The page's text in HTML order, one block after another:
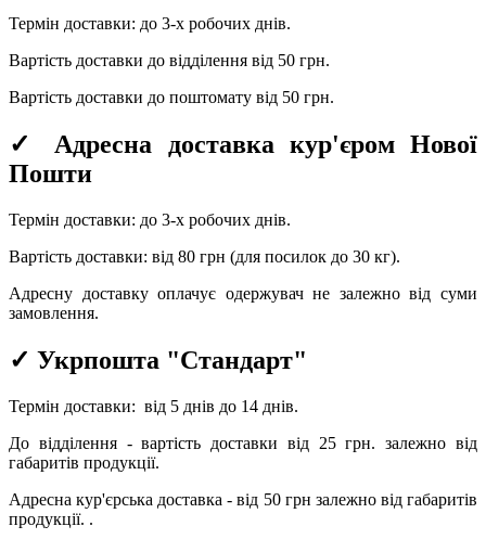
Термін доставки: до 3-х робочих днів.
Вартість доставки до відділення від 50 грн.
Вартість доставки до поштомату від 50 грн.
✓ Адресна доставка кур'єром Нової
Пошти
Термін доставки: до 3-х робочих днів.
Вартість доставки: від 80 грн (для посилок до 30 кг).
Адресну доставку оплачує одержувач не залежно від суми
замовлення.
✓ Укрпошта "Стандарт"
Термін доставки: від 5 днів до 14 днів.
До відділення - вартість доставки від 25 грн.залежно від
габаритів продукції.
Адресна кур'єрська доставка - від 50 грн залежно від габаритів
продукції. .